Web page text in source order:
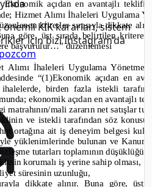
KİK kararları, sistem
için bizi Instagram’da
Ekonomik açıdan en avantajlı
Hizmet Alımı İhaleleri Uygulama
kriterler sırasıyla dikkate
göre, üst sırada belirtilen kritere
başvurulur…”düzenlemesi
Alımı İhaleleri Uygulama
nde “(1)Ekonomik açıdan en
ihalelerde, birden fazla istekli
ekonomik açıdan en avantajlı
matrahının/mali zararın net satışlar
ve istekli tarafından söz
ortağına ait iş deneyim belgesi
yüklenimlerinde bulunan ve
tutarları toplamının düşüklüğü,
korumalı iş yerine sahip olması,
süresinin uzunluğu,
dikkate alınır. Buna göre,